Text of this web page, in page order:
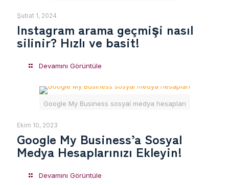
Şubat 1, 2024
Instagram arama geçmişi nasıl
silinir? Hızlı ve basit!
Devamını Görüntüle
Google My Business sosyal medya hesapları
Ekim 10, 2023
Google My Business’a Sosyal
Medya Hesaplarınızı Ekleyin!
Devamını Görüntüle